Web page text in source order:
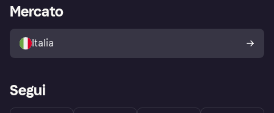
Esplora i negozi
Politica di protezione
dell'acquirente Klarna
Accesso aziende
Mercato
Italia
Segui